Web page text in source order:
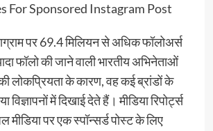
For Sponsored Instagram Post
पर 69.4 मिलियन से अधिक फॉलोअर्स
फॉलो की जाने वाली भारतीय अभिनेताओं
लोकप्रियता के कारण, वह कई ब्रांडों के
विज्ञापनों में दिखाई देते हैं। मीडिया रिपोर्ट्स
मीडिया पर एक स्पॉन्सर्ड पोस्ट के लिए